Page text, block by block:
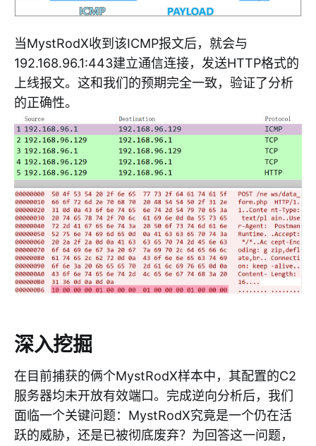
当MystRodX收到该ICMP报文后，就会与
192.168.96.1:443建立通信连接，发送HTTP格式的
上线报文。这和我们的预期完全一致，验证了分析
的正确性。
深入挖掘
在目前捕获的俩个MystRodX样本中，其配置的C2
服务器均未开放有效端口。完成逆向分析后，我们
面临一个关键问题：MystRodX究竟是一个仍在活
跃的威胁，还是已被彻底废弃？为回答这一问题，